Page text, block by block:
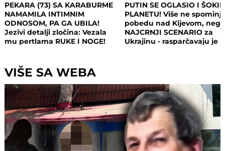
PEKARA (73) SA KARABURME
NAMAMILA INTIMNIM
ODNOSOM, PA GA UBILA!
Jezivi detalji zločina: Vezala
mu pertlama RUKE I NOGE!
PUTIN SE OGLASIO I
PLANETU! Više ne
pobedu nad Kijevom, nego
NAJCRNJI SCENARIO za
Ukrajinu - rasparčavaju je
VIŠE SA WEBA